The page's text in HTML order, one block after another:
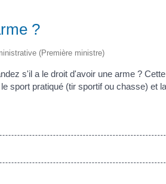
?
(Première ministre)
s'il a le droit d'avoir une arme ?
sport pratiqué (tir sportif ou chasse) et